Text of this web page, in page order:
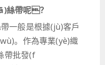
絲帶呢？
一般是根據(jù)客戶
。作為專業(yè)織
帶批發(f